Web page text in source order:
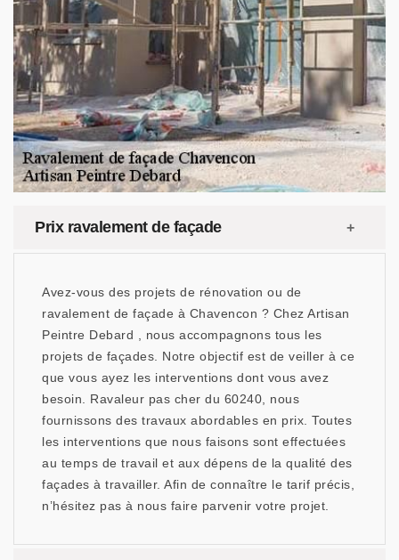
Prix ravalement de façade
Avez-vous des projets de rénovation ou de
ravalement de façade à Chavencon ? Chez Artisan
Peintre Debard , nous accompagnons tous les
projets de façades. Notre objectif est de veiller à ce
que vous ayez les interventions dont vous avez
besoin. Ravaleur pas cher du 60240, nous
fournissons des travaux abordables en prix. Toutes
les interventions que nous faisons sont effectuées
au temps de travail et aux dépens de la qualité des
façades à travailler. Afin de connaître le tarif précis,
n’hésitez pas à nous faire parvenir votre projet.